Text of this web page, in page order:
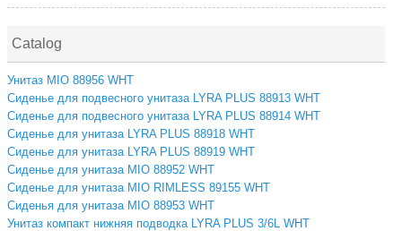
Catalog
Унитаз MIO 88956 WHT
Сиденье для подвесного унитаза LYRA PLUS 88913 WHT
Сиденье для подвесного унитаза LYRA PLUS 88914 WHT
Сиденье для унитаза LYRA PLUS 88918 WHT
Сиденье для унитаза LYRA PLUS 88919 WHT
Сиденье для унитаза MIO 88952 WHT
Сиденье для унитаза MIO RIMLESS 89155 WHT
Сиденья для унитаза MIO 88953 WHT
Унитаз компакт нижняя подводка LYRA PLUS 3/6L WHT